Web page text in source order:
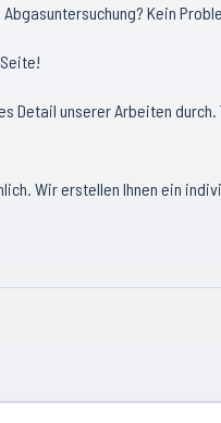
Kein
Detail unserer Arbeiten
Wir erstellen Ihnen ein